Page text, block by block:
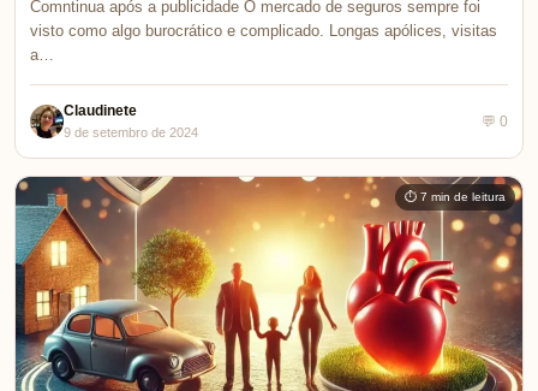
Comntinua após a publicidade O mercado de seguros sempre foi
visto como algo burocrático e complicado. Longas apólices, visitas
a…
Claudinete
9 de setembro de 2024
💬 0
⏱ 7 min de leitura